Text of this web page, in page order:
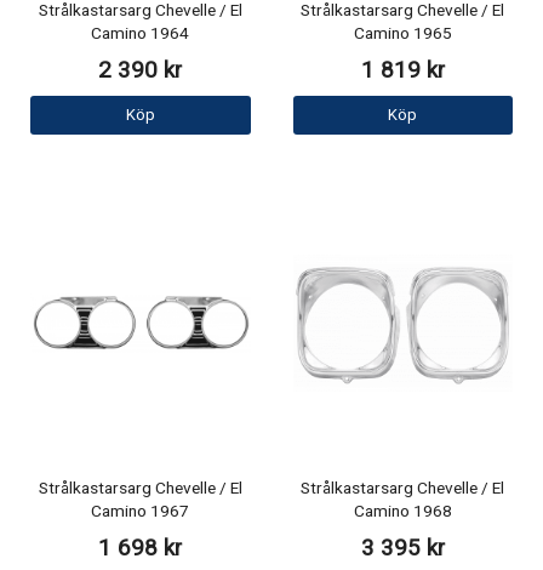
Strålkastarsarg Chevelle / El
Camino 1964
2 390 kr
Köp
Strålkastarsarg Chevelle / El
Camino 1965
1 819 kr
Köp
Strålkastarsarg Chevelle / El
Camino 1967
1 698 kr
Strålkastarsarg Chevelle / El
Camino 1968
3 395 kr